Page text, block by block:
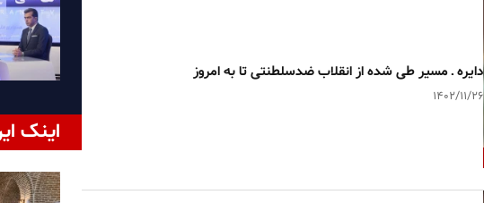
دایره ـ مسیر طی شده از انقلاب ضدسلطنتی تا به امروز
۱۴۰۲/۱۱/۲۶
اینک